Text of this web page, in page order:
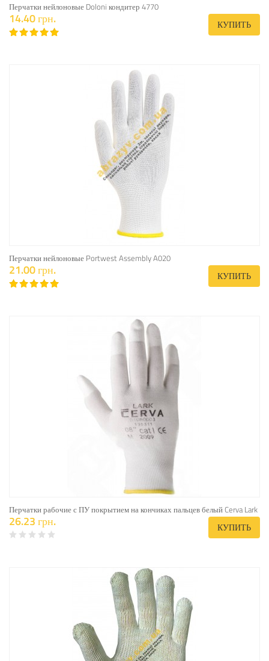
Перчатки нейлоновые Doloni кондитер 4770
14.40 грн. КУПИТЬ
Перчатки нейлоновые Portwest Assembly A020
21.00 грн. КУПИТЬ
Перчатки рабочие с ПУ покрытием на кончиках пальцев белый Cerva Lark
26.23 грн. КУПИТЬ